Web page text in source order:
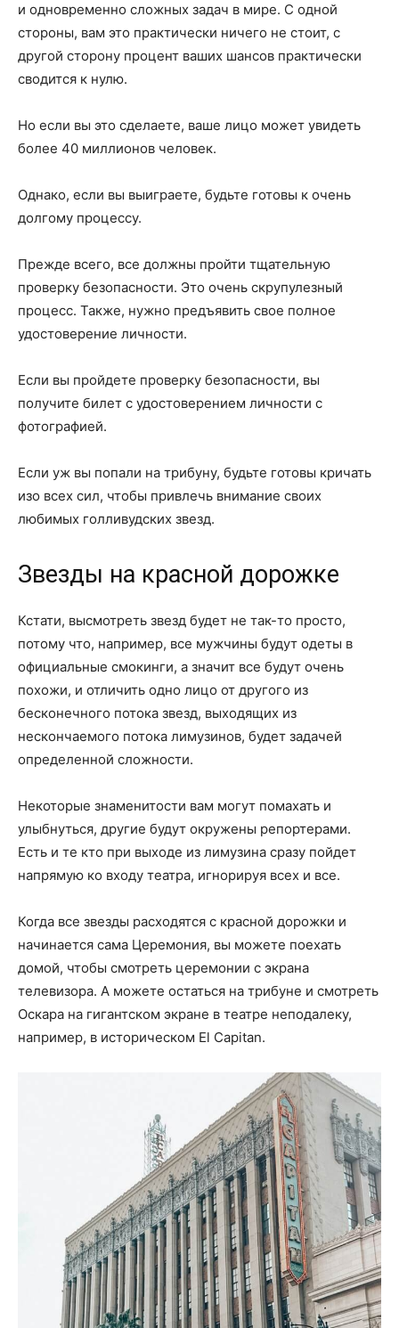
и одновременно сложных задач в мире. С одной
стороны, вам это практически ничего не стоит, с
другой сторону процент ваших шансов практически
сводится к нулю.
Но если вы это сделаете, ваше лицо может увидеть
более 40 миллионов человек.
Однако, если вы выиграете, будьте готовы к очень
долгому процессу.
Прежде всего, все должны пройти тщательную
проверку безопасности. Это очень скрупулезный
процесс. Также, нужно предъявить свое полное
удостоверение личности.
Если вы пройдете проверку безопасности, вы
получите билет с удостоверением личности с
фотографией.
Если уж вы попали на трибуну, будьте готовы кричать
изо всех сил, чтобы привлечь внимание своих
любимых голливудских звезд.
Звезды на красной дорожке
Кстати, высмотреть звезд будет не так-то просто,
потому что, например, все мужчины будут одеты в
официальные смокинги, а значит все будут очень
похожи, и отличить одно лицо от другого из
бесконечного потока звезд, выходящих из
нескончаемого потока лимузинов, будет задачей
определенной сложности.
Некоторые знаменитости вам могут помахать и
улыбнуться, другие будут окружены репортерами.
Есть и те кто при выходе из лимузина сразу пойдет
напрямую ко входу театра, игнорируя всех и все.
Когда все звезды расходятся с красной дорожки и
начинается сама Церемония, вы можете поехать
домой, чтобы смотреть церемонии с экрана
телевизора. А можете остаться на трибуне и смотреть
Оскара на гигантском экране в театре неподалеку,
например, в историческом El Capitan.